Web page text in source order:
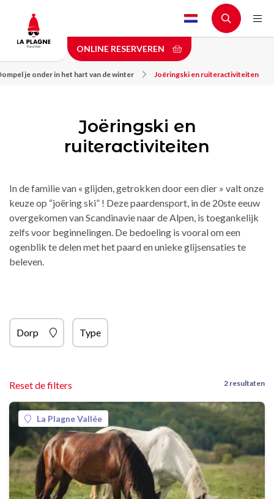
main
content
ONLINE RESERVEREN
je onder in het hart van de winter Joëringski en ruiteractiviteiten
Joëringski en
ruiteractiviteiten
In de familie van « glijden, getrokken door een dier » valt onze
keuze op “joëring ski” ! Deze paardensport, in de 20ste eeuw
overgekomen van Scandinavie naar de Alpen, is toegankelijk
zelfs voor beginnelingen. De bedoeling is vooral om een
ogenblik te delen met het paard en unieke glijsensaties te
beleven.
Dorp Type
Reset de filters 2 resultaten
La Plagne Vallée